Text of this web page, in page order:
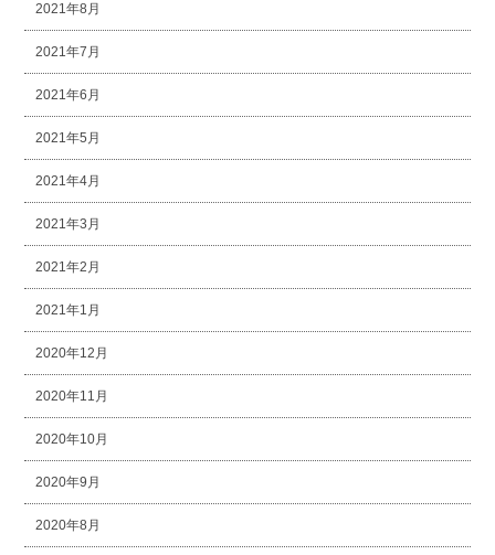
2021年8月
2021年7月
2021年6月
2021年5月
2021年4月
2021年3月
2021年2月
2021年1月
2020年12月
2020年11月
2020年10月
2020年9月
2020年8月